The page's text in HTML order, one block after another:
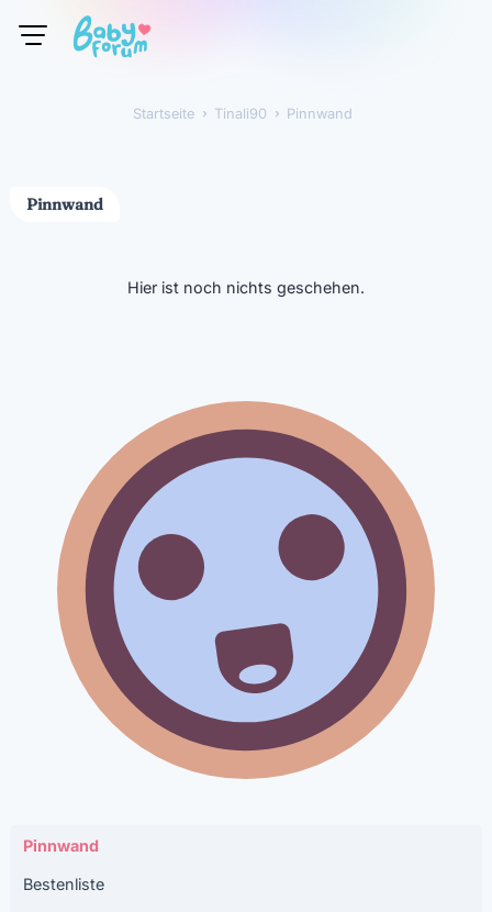
Startseite › Tinali90 › Pinnwand
Pinnwand
Hier ist noch nichts geschehen.
Pinnwand
Bestenliste